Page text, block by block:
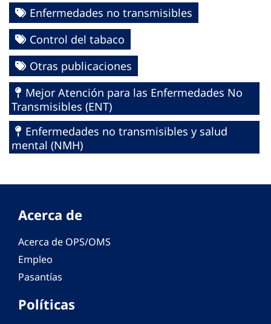
Enfermedades no transmisibles
Control del tabaco
Otras publicaciones
Mejor Atención para las Enfermedades No
Transmisibles (ENT)
Enfermedades no transmisibles y salud
mental (NMH)
Acerca de
Acerca de OPS/OMS
Empleo
Pasantías
Políticas